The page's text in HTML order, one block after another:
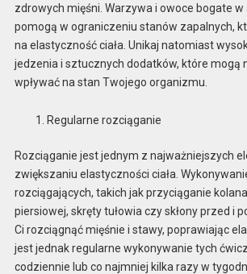
zdrowych mięśni. Warzywa i owoce bogate
pomogą w ograniczeniu stanów zapalnych,
na elastyczność ciała. Unikaj natomiast
jedzenia i sztucznych dodatków, które mogą
wpływać na stan Twojego organizmu.
Regularne rozciąganie
Rozciąganie jest jednym z najważniejszych
zwiększaniu elastyczności ciała.
rozciągających, takich jak przyciąganie
piersiowej, skręty tułowia czy skłony przed i
Ci rozciągnąć mięśnie i stawy, poprawiając
jest jednak regularne wykonywanie tych
codziennie lub co najmniej kilka razy w